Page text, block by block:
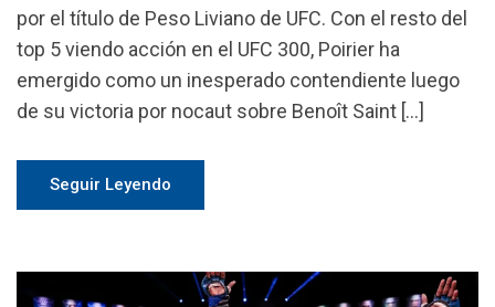
por el título de Peso Liviano de UFC. Con el resto del
top 5 viendo acción en el UFC 300, Poirier ha
emergido como un inesperado contendiente luego
de su victoria por nocaut sobre Benoît Saint […]
Seguir Leyendo